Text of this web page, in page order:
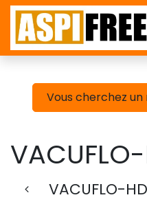
Se rendre au contenu
Vous cherchez
VACUFLO-HD